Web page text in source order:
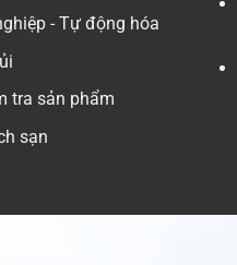
- Tự động hóa
tra sản phẩm
sạn